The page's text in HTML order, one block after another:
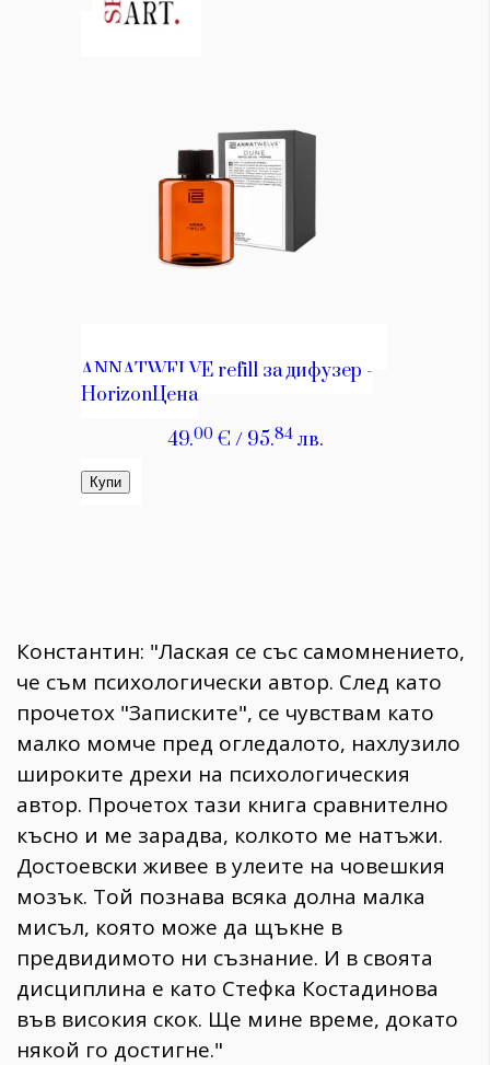
Константин: "Лаская се със самомнението,
че съм психологически автор. След като
прочетох "Записките", се чувствам като
малко момче пред огледалото, нахлузило
широките дрехи на психологическия
автор. Прочетох тази книга сравнително
късно и ме зарадва, колкото ме натъжи.
Достоевски живее в улеите на човешкия
мозък. Той познава всяка долна малка
мисъл, която може да щъкне в
предвидимото ни съзнание. И в своята
дисциплина е като Стефка Костадинова
във високия скок. Ще мине време, докато
някой го достигне."